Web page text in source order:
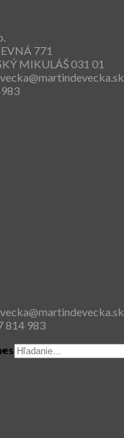
771
MIKULÁŠ 031 01
814 983
Hľadať: